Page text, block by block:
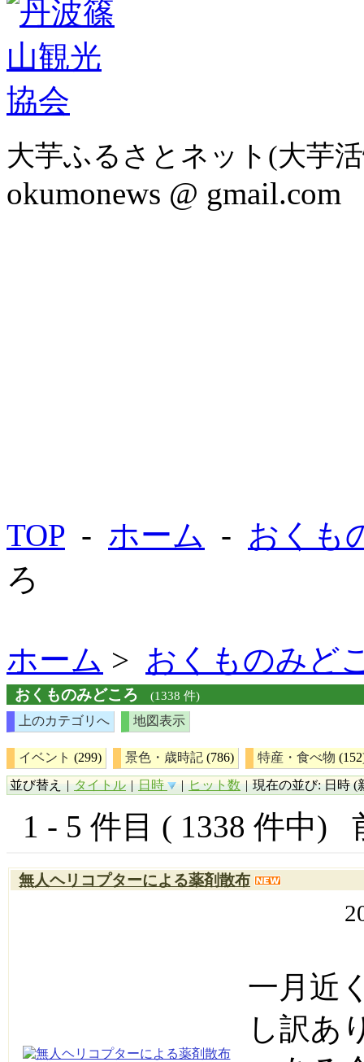
大芋ふるさとネット(大芋
okumonews @ gmail.com
TOP - ホーム - おくも
ろ
ホーム > おくものみど
おくものみどころ
(1338 件)
上のカテゴリへ
地図表示
イベント (299) 景色・歳時記 (786) 特産・食べ物
並び替え
| タイトル | 日時 | ヒット数 | 現在の並び: 日時
1 - 5 件目 ( 1338 件中)
無人ヘリコプターによる薬剤散布
一月近
し訳あ